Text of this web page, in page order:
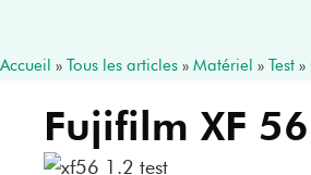
Accueil » Tous les articles » Matériel » Test »
Fujifilm XF